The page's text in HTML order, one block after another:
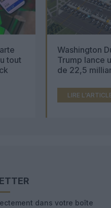
tout
Washington
Trump lance
de 22,5
LIRE
dans votre boîte